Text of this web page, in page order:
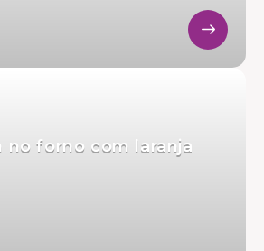
no forno com laranja